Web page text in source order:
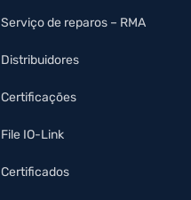
Serviço de reparos – RMA
Distribuidores
Certificações
File IO-Link
Certificados